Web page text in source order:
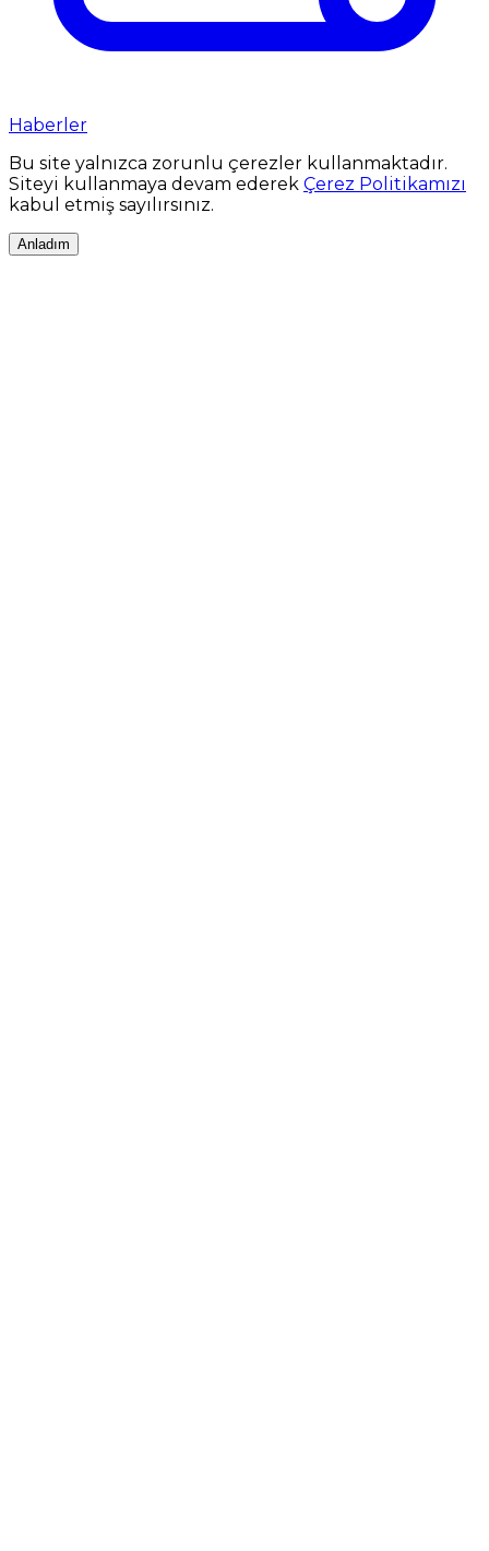
Haberler
Bu site yalnızca zorunlu çerezler kullanmaktadır.
Siteyi kullanmaya devam ederek Çerez Politikamızı
kabul etmiş sayılırsınız.
Anladım